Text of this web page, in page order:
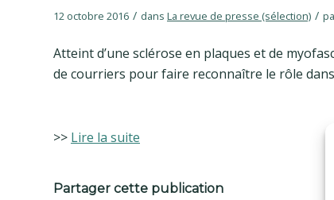
12 octobre 2016 / dans La revue de presse (sélection) /
Atteint d’une sclérose en plaques et de
de courriers pour faire reconnaître le rôle dans
>> Lire la suite
Partager cette publication